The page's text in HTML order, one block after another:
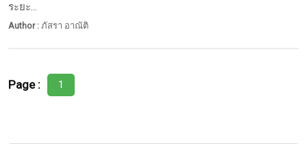
ระยะ...
Author : ภัสรา อาณัติ
Page : 1